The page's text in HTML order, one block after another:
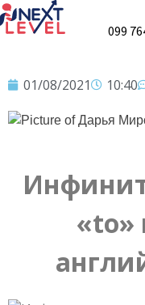
099
01/08/2021 10:40
«to»